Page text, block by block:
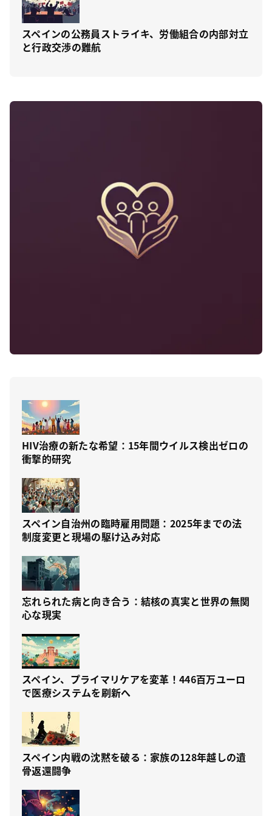
スペインの公務員ストライキ、労働組合の内部対立
と行政交渉の難航
HIV治療の新たな希望：15年間ウイルス検出ゼロの
衝撃的研究
スペイン自治州の臨時雇用問題：2025年までの法
制度変更と現場の駆け込み対応
忘れられた病と向き合う：結核の真実と世界の無関
心な現実
スペイン、プライマリケアを変革！446百万ユーロ
で医療システムを刷新へ
スペイン内戦の沈黙を破る：家族の128年越しの遺
骨返還闘争